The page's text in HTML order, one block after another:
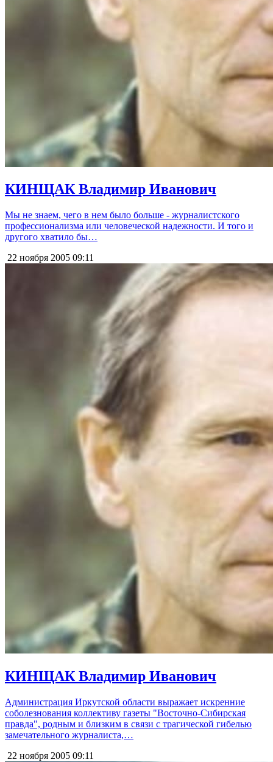
КИНЩАК Владимир Иванович
Мы не знаем, чего в нем было больше - журналистского
профессионализма или человеческой надежности. И того и
другого хватило бы…
22 ноября 2005 09:11
КИНЩАК Владимир Иванович
Администрация Иркутской области выражает искренние
соболезнования коллективу газеты "Восточно-Сибирская
правда", родным и близким в связи с трагической гибелью
замечательного журналиста,…
22 ноября 2005 09:11